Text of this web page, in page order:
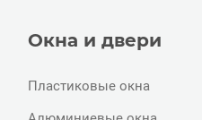
Окна и двери
Пластиковые окна